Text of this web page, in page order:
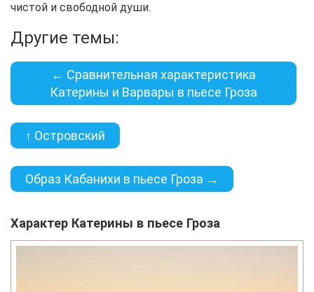
чистой и свободной души.
Другие темы:
← Сравнительная характеристика
Катерины и Варвары в пьесе Гроза
↑ Островский
Образ Кабанихи в пьесе Гроза →
Характер Катерины в пьесе Гроза